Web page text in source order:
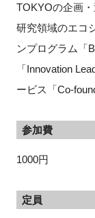
TOKYOの企画・
研究領域のエコ
ンプログラム「
「Innovation
ービス「Co-
参加費
1000円
定員